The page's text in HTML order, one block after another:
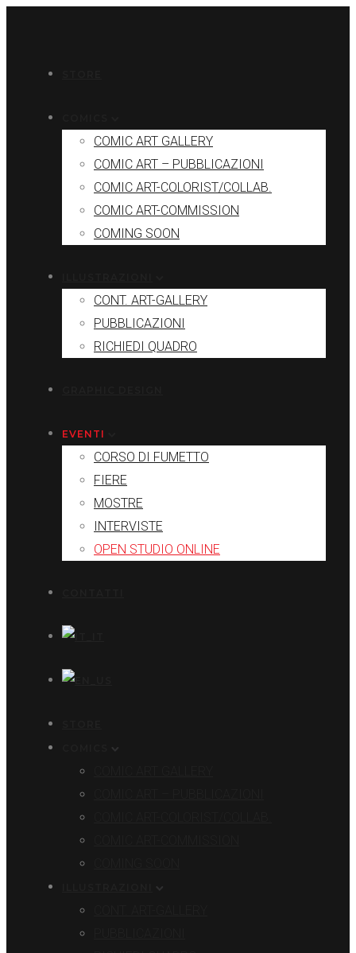
COMIC ART GALLERY
COMIC ART – PUBBLICAZIONI
COMIC ART-COLORIST/COLLAB.
COMIC ART-COMMISSION
COMING SOON
CONT. ART-GALLERY
PUBBLICAZIONI
RICHIEDI QUADRO
EVENTI
CORSO DI FUMETTO
FIERE
MOSTRE
INTERVISTE
OPEN STUDIO ONLINE